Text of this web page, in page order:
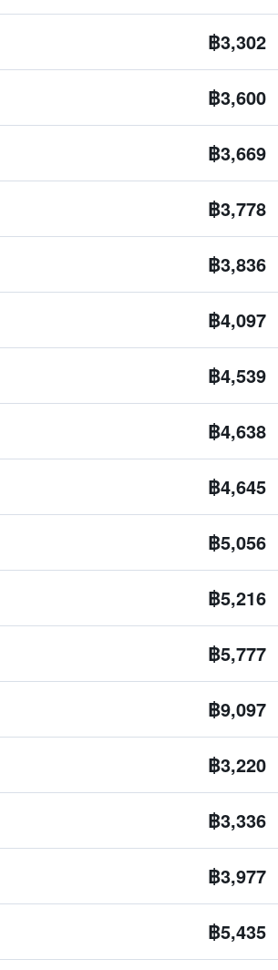
฿3,302
฿3,600
฿3,669
฿3,778
฿3,836
฿4,097
฿4,539
฿4,638
฿4,645
฿5,056
฿5,216
฿5,777
฿9,097
฿3,220
฿3,336
฿3,977
฿5,435